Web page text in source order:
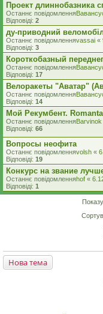
Проект длиннобазника
Останнє повідомлення
Відповіді: 2
ду-приводний
Останнє повідомленняvassai «
Відповіді: 3
Короткобазный
Останнє повідомлення
Відповіді: 17
Велоракеты "Аватар"
Останнє повідомлення
Відповіді: 14
Мой Рекумбент. Romanta
Останнє повідомленняBarvinok
Відповіді: 66
Вопросы неофита
Останнє повідомленняvolsh «
Відповіді: 19
Конкурс на звание
Останнє повідомленняhof «
Відповіді: 1
Нова тема